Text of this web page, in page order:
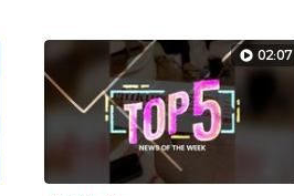
02:07